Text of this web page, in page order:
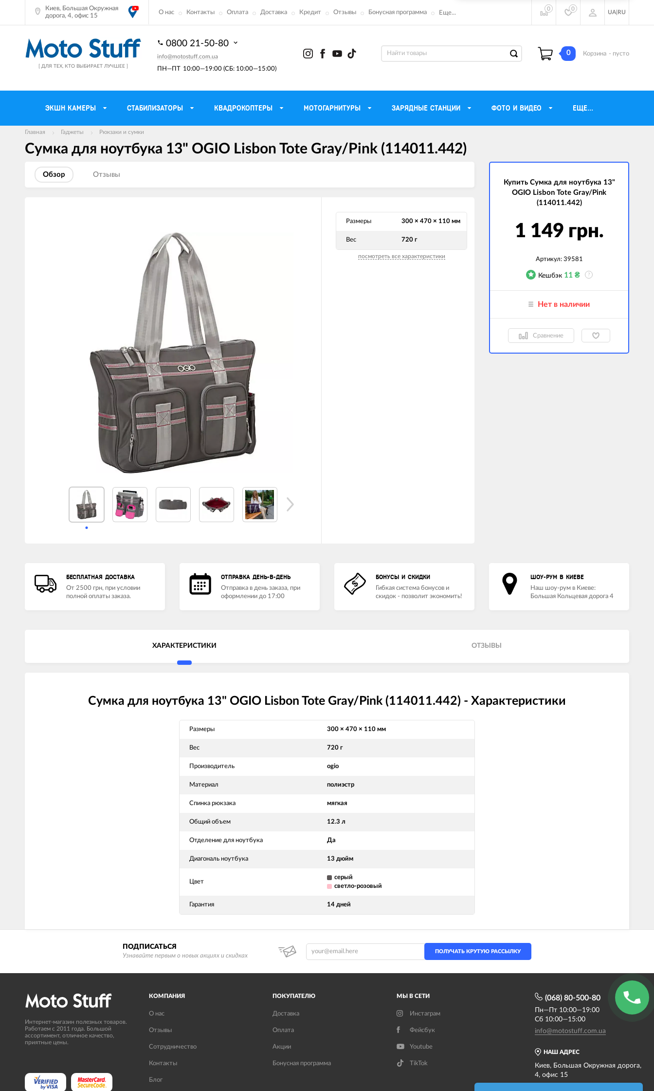
Киев, Большая Окружная
дорога, 4, офис 15
О нас Контакты Оплата Доставка Кредит Отзывы Бонусная программа Еще...
0 0
UA RU
[ ДЛЯ ТЕХ, КТО ВЫБИРАЕТ ЛУЧШЕЕ ] ПН—ПТ 10:00—19:00 (СБ: 10:00—15:00)
0800 21-50-80
info@motostuff.com.ua 0 Корзина - пусто
ЭКШН КАМЕРЫ СТАБИЛИЗАТОРЫ КВАДРОКОПТЕРЫ МОТОГАРНИТУРЫ ЗАРЯДНЫЕ СТАНЦИИ ФОТО И ВИДЕО ЕЩЕ...
Мотошлемы
Мотокуртки
Держатели телефона
Моточехлы
Противоугонные системы
мото
Мотозеркала
Моторучки (грипсы)
Грузики руля
Мото сумки Wolfman для
эндуро
Тубус для инструментов
Защита рук
Моторные масла для
мотоцикла
Пропитки воздушного фильтра
Охлаждающая жидкость
Тактические наушники
Веб-камеры
Рюкзаки и сумки
Инверторные генераторы
Трехфазные генераторы
Источники бесперебойного питания
Авто GPS навигаторы
Видеорегистраторы
LED лампы головного света
Диктофоны и рекордеры
Акустика
Главная Гаджеты Рюкзаки и сумки
Сумка для ноутбука 13" OGIO Lisbon Tote Gray/Pink (114011.442)
Обзор Отзывы
Размеры 300 × 470 × 110 мм
Вес 720 г
посмотреть все характеристики
Купить Сумка для ноутбука 13"
OGIO Lisbon Tote Gray/Pink
(114011.442)
1 149 грн.
Артикул: 39581
Кешбэк 11₴ ?
Нет в наличии
Сравнение
БЕСПЛАТНАЯ ДОСТАВКА
От 2500 грн, при условии
полной оплаты заказа.
ОТПРАВКА ДЕНЬ-В-ДЕНЬ
Отправка в день заказа, при
оформлении до 17:00
БОНУСЫ И СКИДКИ
Гибкая система бонусов и
скидок - позволит экономить!
ШОУ-РУМ В КИЕВЕ
Наш шоу-рум в Киеве:
Большая Кольцевая дорога 4
ХАРАКТЕРИСТИКИ ОТЗЫВЫ
Сумка для ноутбука 13" OGIO Lisbon Tote Gray/Pink (114011.442) - Характеристики
Размеры 300 × 470 × 110 мм
Вес 720 г
Производитель ogio
Материал полиэстр
Спинка рюкзака мягкая
Общий объем 12.3 л
Отделение для ноутбука Да
Диагональ ноутбука 13 дюйм
Цвет
серый
светло-розовый
Гарантия 14 дней
ПОДПИСАТЬСЯ
Узнавайте первым о новых акциях и скидках
ПОЛУЧАТЬ КРУТУЮ РАССЫЛКУ
Интернет-магазин полезных товаров.
Работаем с 2011 года. Большой
ассортимент, отличное качество,
приятные цены.
КОМПАНИЯ
О нас
Отзывы
Сотрудничество
Контакты
Блог
ПОКУПАТЕЛЮ
Доставка
Оплата
Акции
Бонусная программа
МЫ В СЕТИ
Инстаграм
Фейсбук
Youtube
TikTok
НАШ АДРЕС
Киев, Большая Окружная дорога,
4, офис 15
(068) 80-500-80
Пн—Пт 10:00—19:00
Сб 10:00—15:00
info@motostuff.com.ua